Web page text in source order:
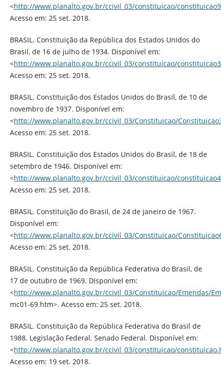
<http://www.planalto.gov.br/ccivil_03/constituicao/
Acesso em: 25 set. 2018.
BRASIL. Constituição da República dos Estados Unidos do
Brasil, de 16 de julho de 1934. Disponível em:
<http://www.planalto.gov.br/ccivil_03/constituicao/
Acesso em: 25 set. 2018.
BRASIL. Constituição dos Estados Unidos do Brasil, de 10 de
novembro de 1937. Disponível em:
<http://www.planalto.gov.br/ccivil_03/Constituicao/
Acesso em: 25 set. 2018.
BRASIL. Constituição dos Estados Unidos do Brasil, de 18 de
setembro de 1946. Disponível em:
<http://www.planalto.gov.br/ccivil_03/constituicao/
Acesso em: 25 set. 2018.
BRASIL. Constituição do Brasil, de 24 de janeiro de 1967.
Disponível em:
<http://www.planalto.gov.br/ccivil_03/Constituicao/
Acesso em: 25 set. 2018.
BRASIL. Constituição da República Federativa do Brasil, de
17 de outubro de 1969. Disponível em:
<http://www.planalto.gov.br/ccivil_03/Constituicao/Emendas/
mc01-69.htm>. Acesso em: 25 set. 2018.
BRASIL. Constituição da República Federativa do Brasil de
1988. Legislação Federal. Senado Federal. Disponível em:
<http://www.planalto.gov.br/ccivil_03/constituicao/
Acesso em: 19 set. 2018.